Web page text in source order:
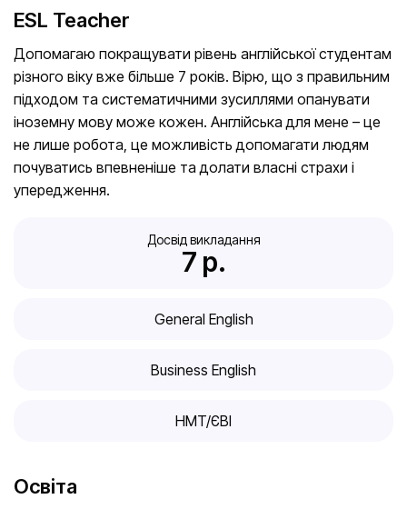
ESL Teacher
Допомагаю покращувати рівень англійської студентам
різного віку вже більше 7 років. Вірю, що з правильним
підходом та систематичними зусиллями опанувати
іноземну мову може кожен. Англійська для мене – це
не лише робота, це можливість допомагати людям
почуватись впевненіше та долати власні страхи і
упередження.
Досвід викладання
7 р.
General English
Business English
HMT/ЄВІ
Освіта